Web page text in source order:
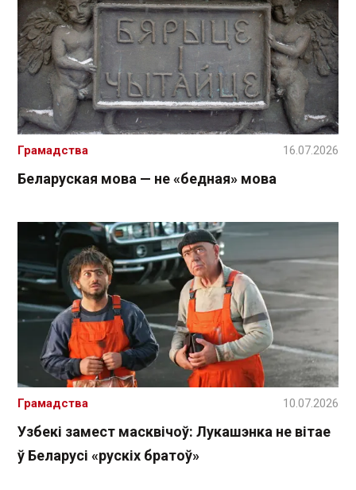
Беларуская мова — не «бедная» мова
Грамадства 16.07.2026
Узбекі замест масквічоў: Лукашэнка не вітае
ў Беларусі «рускіх братоў»
Грамадства 10.07.2026